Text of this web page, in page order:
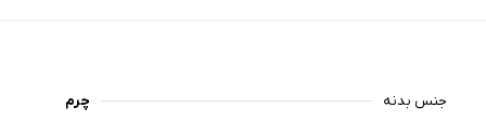
جنس بدنه چرم